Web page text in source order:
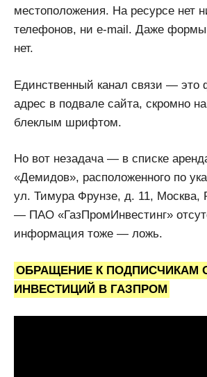
местоположения. На ресурсе нет
телефонов, ни e-mail. Даже формы
нет.
Единственный канал связи — это
адрес в подвале сайта, скромно
блеклым шрифтом.
Но вот незадача — в списке
«Демидов», расположенного по
ул. Тимура Фрунзе, д. 11, Москва,
— ПАО «ГазПромИнвестинг»
информация тоже — ложь.
ОБРАЩЕНИЕ К ПОДПИСЧИКАМ
ИНВЕСТИЦИЙ В ГАЗПРОМ